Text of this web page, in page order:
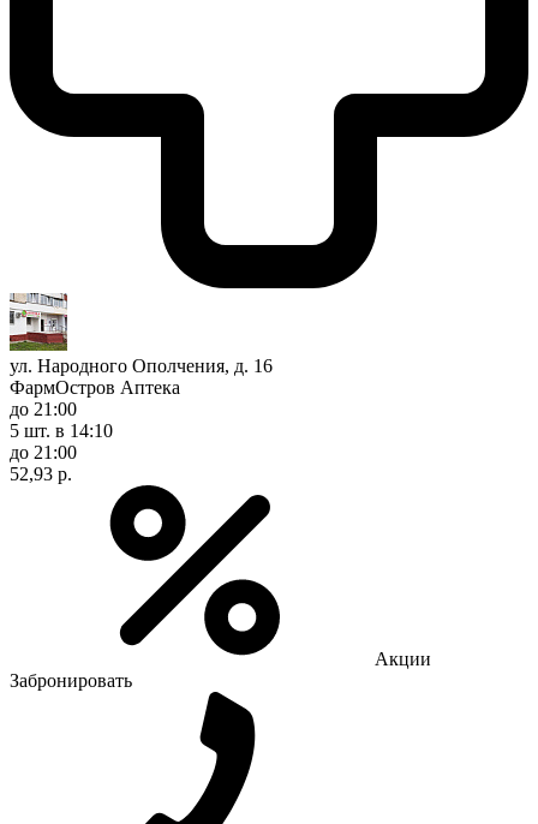
ул. Народного Ополчения, д. 16
ФармОстров Аптека
до 21:00
5 шт. в 14:10
до 21:00
52,93 р.
Акции
Забронировать